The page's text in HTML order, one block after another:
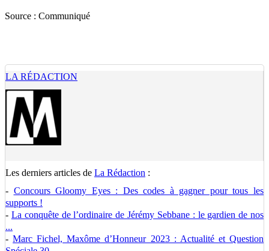
Source : Communiqué
LA RÉDACTION
Les derniers articles de La Rédaction :
- Concours Gloomy Eyes : Des codes à gagner pour tous les
supports !
- La conquête de l’ordinaire de Jérémy Sebbane : le gardien de nos
...
-Marc Fichel, Maxôme d’Honneur 2023 : Actualité et Question